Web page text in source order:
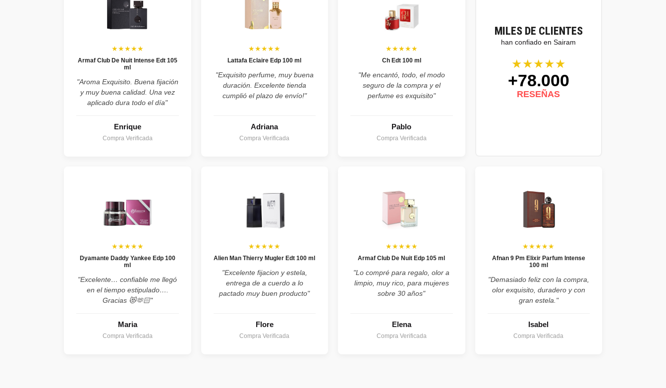
MILES DE CLIENTES
han confiado en Sairam
★★★★★
+78.000
RESEÑAS
★★★★★
Armaf Club De Nuit Intense Edt 105
ml
"Aroma Exquisito. Buena fijación
y muy buena calidad. Una vez
aplicado dura todo el día"
Enrique
Compra Verificada
★★★★★
Lattafa Eclaire Edp 100 ml
"Exquisito perfume, muy buena
duración. Excelente tienda
cumplió el plazo de envío!"
Adriana
Compra Verificada
★★★★★
Ch Edt 100 ml
"Me encantó, todo, el modo
seguro de la compra y el
perfume es exquisito"
Pablo
Compra Verificada
★★★★★
Dyamante Daddy Yankee Edp 100
ml
"Excelente… confiable me llegó
en el tiempo estipulado….
Gracias 😻🫶🏻"
Maria
Compra Verificada
★★★★★
Alien Man Thierry Mugler Edt 100 ml
"Excelente fijacion y estela,
entrega de a cuerdo a lo
pactado muy buen producto"
Flore
Compra Verificada
★★★★★
Armaf Club De Nuit Edp 105 ml
"Lo compré para regalo, olor a
limpio, muy rico, para mujeres
sobre 30 años"
Elena
Compra Verificada
★★★★★
Afnan 9 Pm Elixir Parfum Intense
100 ml
"Demasiado feliz con la compra,
olor exquisito, duradero y con
gran estela."
Isabel
Compra Verificada